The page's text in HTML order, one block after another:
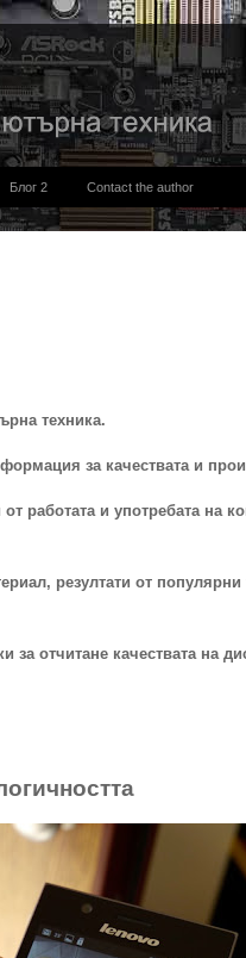
Блог 2 Contact the author
техника.
за качествата и
работата и употребата на
резултати от
отчитане качествата на